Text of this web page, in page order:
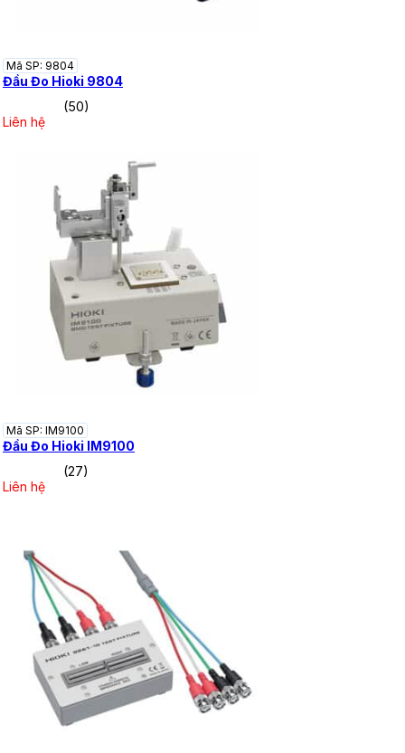
Mã SP: 9804
Đầu Đo Hioki 9804
(50)
Liên hệ
Mã SP: IM9100
Đầu Đo Hioki IM9100
(27)
Liên hệ